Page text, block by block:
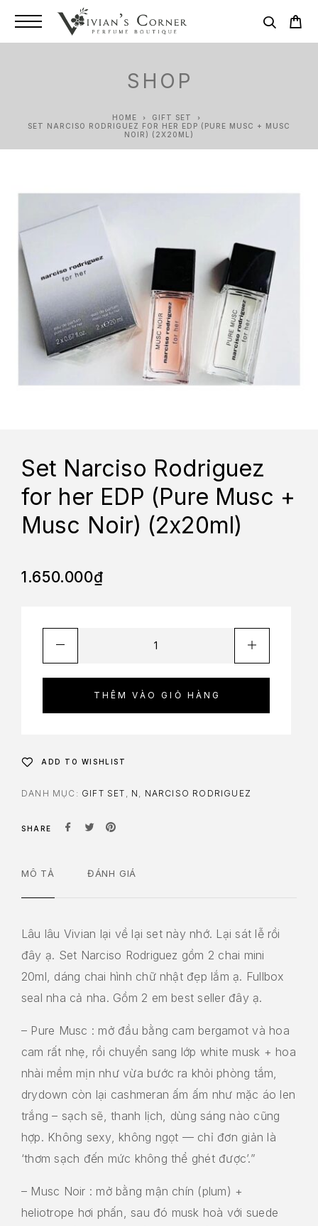
SHOP
HOME
GIFT SET
SET NARCISO RODRIGUEZ FOR HER EDP (PURE MUSC + MUSC
NOIR) (2X20ML)
Set Narciso Rodriguez
for her EDP (Pure Musc +
Musc Noir) (2x20ml)
1.650.000₫
THÊM VÀO GIỎ HÀNG
ADD TO WISHLIST
DANH MỤC: GIFT SET , N , NARCISO RODRIGUEZ
SHARE
MÔ TẢ ĐÁNH GIÁ
Lâu lâu Vivian lại về lại set này nhớ. Lại sát lễ rồi
đây ạ. Set Narciso Rodriguez gồm 2 chai mini
20ml, dáng chai hình chữ nhật đẹp lắm ạ. Fullbox
seal nha cả nha. Gồm 2 em best seller đây ạ.
– Pure Musc : mở đầu bằng cam bergamot và hoa
cam rất nhẹ, rồi chuyển sang lớp white musk + hoa
nhài mềm mịn như vừa bước ra khỏi phòng tắm,
drydown còn lại cashmeran ấm ấm như mặc áo len
trắng – sạch sẽ, thanh lịch, dùng sáng nào cũng
hợp. Không sexy, không ngọt — chỉ đơn giản là
‘thơm sạch đến mức không thể ghét được’.”
– Musc Noir : mở bằng mận chín (plum) +
heliotrope hơi phấn, sau đó musk hoà với suede